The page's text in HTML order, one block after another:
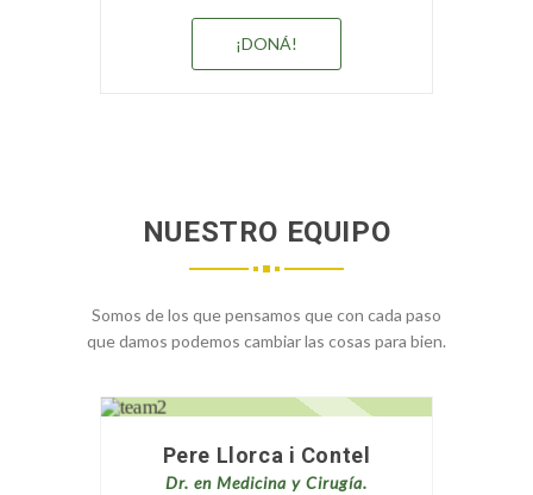
¡DONÁ!
NUESTRO EQUIPO
Somos de los que pensamos que con cada paso
que damos podemos cambiar las cosas para bien.
Pere Llorca i Contel
Dr. en Medicina y Cirugía.